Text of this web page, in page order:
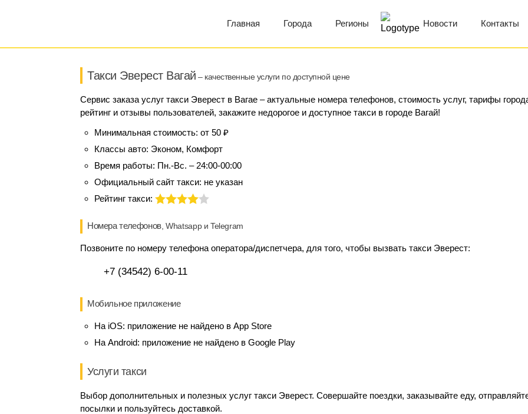
Главная Города Регионы Новости Контакты
Такси Эверест Вагай – качественные услуги по доступной цене
Сервис заказа услуг такси Эверест в Вагае – актуальные номера телефонов, стоимость услуг, тарифы
рейтинг и отзывы пользователей, закажите недорогое и доступное такси в городе Вагай!
Минимальная стоимость: от 50 ₽
Классы авто: Эконом, Комфорт
Время работы: Пн.-Вс. – 24:00-00:00
Официальный сайт такси: не указан
Рейтинг такси:
Номера телефонов, Whatsapp и Telegram
Позвоните по номеру телефона оператора/диспетчера, для того, чтобы вызвать такси Эверест:
+7 (34542) 6-00-11
Мобильное приложение
На iOS: приложение не найдено в App Store
На Android: приложение не найдено в Google Play
Услуги такси
Выбор дополнительных и полезных услуг такси Эверест. Совершайте поездки, заказывайте еду,
посылки и пользуйтесь доставкой.